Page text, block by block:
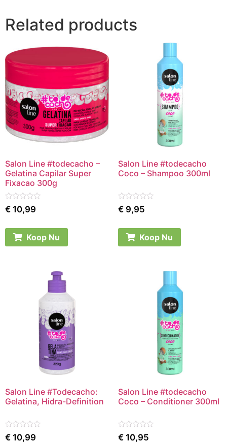
Related products
Salon Line #todecacho –
Gelatina Capilar Super
Fixacao 300g
Rated
0
€ 10,99
Koop Nu
Salon Line #todecacho
Coco – Shampoo 300ml
Rated
0
€9,95
Koop Nu
Salon Line #Todecacho:
Gelatina, Hidra-Definition
Rated
0
€ 10,99
Salon Line #todecacho
Coco – Conditioner 300ml
Rated
0
€10,95